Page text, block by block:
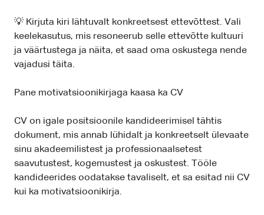
💡 Kirjuta kiri lähtuvalt konkreetsest ettevõttest. Vali
keelekasutus, mis resoneerub selle ettevõtte kultuuri
ja väärtustega ja näita, et saad oma oskustega nende
vajadusi täita.
Pane motivatsioonikirjaga kaasa ka CV
CV on igale positsioonile kandideerimisel tähtis
dokument, mis annab lühidalt ja konkreetselt ülevaate
sinu akadeemilistest ja professionaalsetest
saavutustest, kogemustest ja oskustest. Tööle
kandideerides oodatakse tavaliselt, et sa esitad nii CV
kui ka motivatsioonikirja.